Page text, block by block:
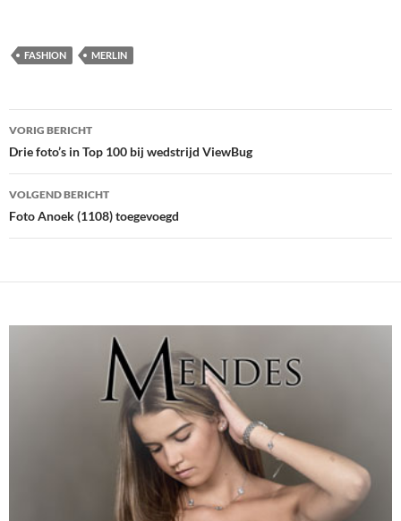
FASHION MERLIN
Bericht
navigatie
VORIG BERICHT
Drie foto’s in Top 100 bij wedstrijd ViewBug
VOLGEND BERICHT
Foto Anoek (1108) toegevoegd